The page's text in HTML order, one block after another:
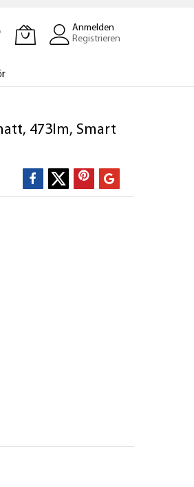
Anmelden
Registrieren
473lm, Smart